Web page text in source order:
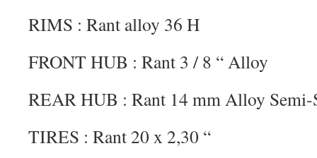
RIMS : Rant alloy 36 H
FRONT HUB : Rant 3 / 8 “ Alloy
REAR HUB : Rant 14 mm Alloy Semi-
TIRES : Rant 20 x 2,30 “